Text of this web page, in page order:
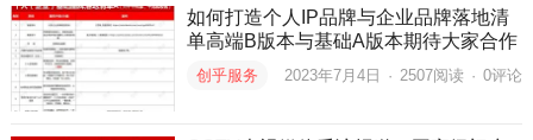
如何打造个人IP品牌与企业品牌落地清
单高端B版本与基础A版本期待大家合作
创乎服务 2023年7月4日 · 2507阅读 · 0评论